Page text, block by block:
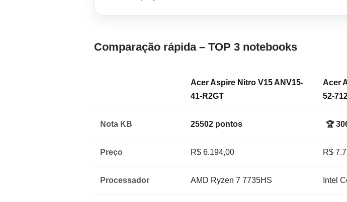
Comparação rápida – TOP 3 notebooks
Acer Aspire Nitro V15 ANV15-
41-R2GT
Acer
52-
Nota KB 25502 pontos 🏆
Preço R$ 6.194,00 R$
Processador AMD Ryzen 7 7735HS Intel